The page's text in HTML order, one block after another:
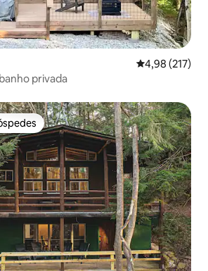
4,98 de uma
4,98 (217)
privada
dos hóspedes